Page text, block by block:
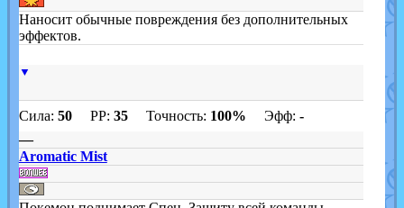
Наносит обычные повреждения без дополнительных
эффектов.
▼
Сила: 50PP: 35Точность: 100% Эфф: -
—
Aromatic Mist